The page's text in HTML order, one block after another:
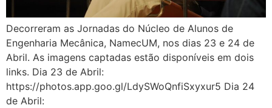
Decorreram as Jornadas do Núcleo de Alunos de
Engenharia Mecânica, NamecUM, nos dias 23 e 24 de
Abril. As imagens captadas estão disponíveis em dois
links. Dia 23 de Abril:
https://photos.app.goo.gl/LdySWoQnfiSxyxur5 Dia 24
de Abril: